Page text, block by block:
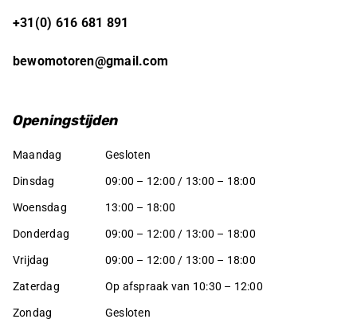
+31(0) 616 681 891
bewomotoren@gmail.com
Openingstijden
Maandag Gesloten
Dinsdag 09:00 – 12:00 / 13:00 – 18:00
Woensdag 13:00 – 18:00
Donderdag 09:00 – 12:00 / 13:00 – 18:00
Vrijdag 09:00 – 12:00 / 13:00 – 18:00
Zaterdag Op afspraak van 10:30 – 12:00
Zondag Gesloten